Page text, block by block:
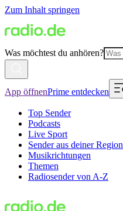
Zum Inhalt springen
Was möchtest du anhören?
App öffnenPrime entdecken
Top Sender
Podcasts
Live Sport
Sender aus deiner Region
Musikrichtungen
Themen
Radiosender von A-Z